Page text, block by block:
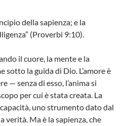
della sapienza; e la
(Proverbi 9:10).
il cuore, la mente e la
sotto la guida di Dio. L’amore è
— senza di esso, l’anima si
per cui è stata creata. La
uno strumento dato dal
verità. Ma è la sapienza, che